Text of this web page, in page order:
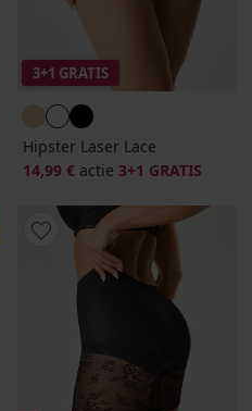
3+1 GRATIS
Hipster Laser Lace
14,99 € actie 3+1 GRATIS